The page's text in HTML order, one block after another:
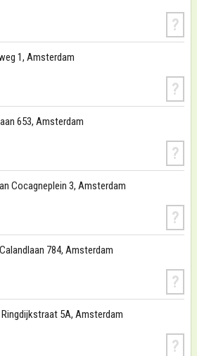
?
1, Amsterdam
?
653, Amsterdam
?
Cocagneplein 3, Amsterdam
?
784, Amsterdam
?
5A, Amsterdam
?